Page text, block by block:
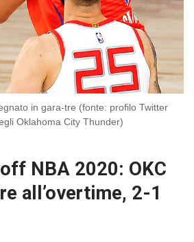
in gara-tre (fonte: profilo Twitter
Oklahoma City Thunder)
NBA 2020: OKC
all’overtime, 2-1